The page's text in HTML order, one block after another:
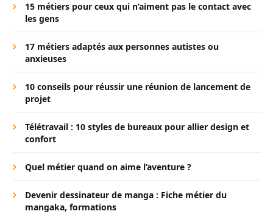
15 métiers pour ceux qui n’aiment pas le contact avec
les gens
17 métiers adaptés aux personnes autistes ou
anxieuses
10 conseils pour réussir une réunion de lancement de
projet
Télétravail : 10 styles de bureaux pour allier design et
confort
Quel métier quand on aime l’aventure ?
Devenir dessinateur de manga : Fiche métier du
mangaka, formations